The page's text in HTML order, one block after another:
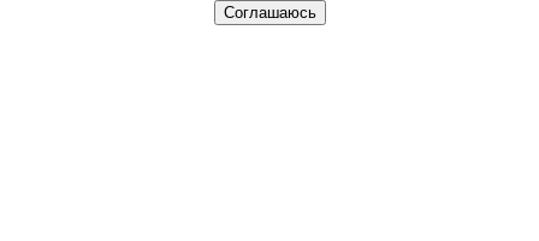
Соглашаюсь